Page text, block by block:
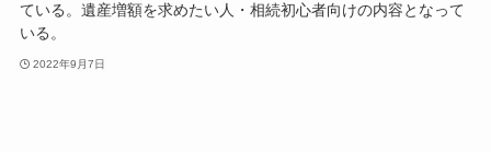
ている。遺産増額を求めたい人・相続初心者向けの内容となって
いる。
2022年9月7日